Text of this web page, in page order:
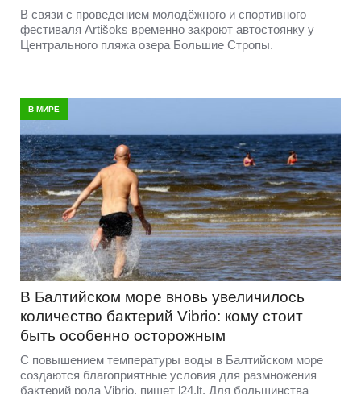
В связи с проведением молодёжного и спортивного
фестиваля Artišoks временно закроют автостоянку у
Центрального пляжа озера Большие Стропы.
В МИРЕ
В Балтийском море вновь увеличилось
количество бактерий Vibrio: кому стоит
быть особенно осторожным
С повышением температуры воды в Балтийском море
создаются благоприятные условия для размножения
бактерий рода Vibrio, пишет l24.lt. Для большинства